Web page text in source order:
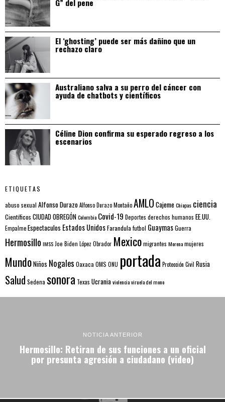
G” del pene
El ‘ghosting’ puede ser más dañino que un
rechazo claro
Australiano salva a su perro del cáncer con
ayuda de chatbots y científicos
Céline Dion confirma su esperado regreso a los
escenarios
ETIQUETAS
abuso sexual Alfonso DurazoAlfonso Durazo MontañoAMLO CajemeChiapas ciencia
Científicos CIUDAD OBREGÓNColombia Covid-19 Deportes derechos humanos EE.UU.
EmpalmeEspectaculos Estados UnidosFarandulafutbol GuaymasGuerra
Hermosillo IMSS Joe Biden López Obrador Mexicomigrantes Morenamujeres
MundoNiños Nogales Oaxaca OMS ONU portada Protección Civil Rusia
Salud Sedena sonora Texas Ucraniaviolenciaviruela del mono
NOTICIA ANTERIOR
Hermosillo: Retiran de sus funciones a un oficial
por presunta agresión a ciudadano (video)